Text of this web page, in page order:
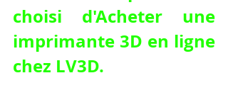
choisi d'Acheter une
imprimante 3D en ligne
chez LV3D.